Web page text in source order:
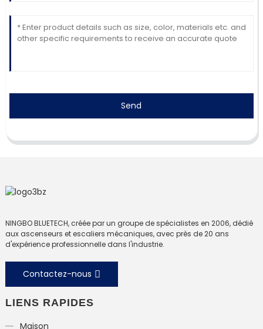
Send
NINGBO BLUETECH, créée par un groupe de spécialistes en 2006, dédié
aux ascenseurs et escaliers mécaniques, avec près de 20 ans
d'expérience professionnelle dans l'industrie.
Contactez-nous
LIENS RAPIDES
Maison